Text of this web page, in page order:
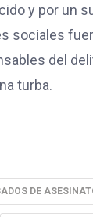
y por un
sociales
del
turba.
DE